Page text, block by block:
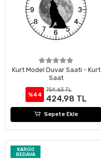
Kurt Model Duvar Saati - Kurt
Saat
%44
754,63 TL
424,98 TL
Sepete Ekle
KARGO
BEDAVA